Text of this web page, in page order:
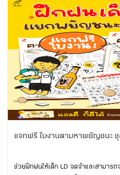
แจกฟรี ใบงานตามหาพยัญชนะ ชุ
ช่วยฝึกฝนให้เด็ก LD จดจำและสามาร